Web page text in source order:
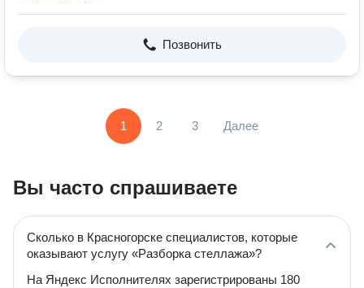
Позвонить
1 2 3 Далее
Вы часто спрашиваете
Сколько в Красногорске специалистов, которые
оказывают услугу «Разборка стеллажа»?
На Яндекс Исполнителях зарегистрированы 180